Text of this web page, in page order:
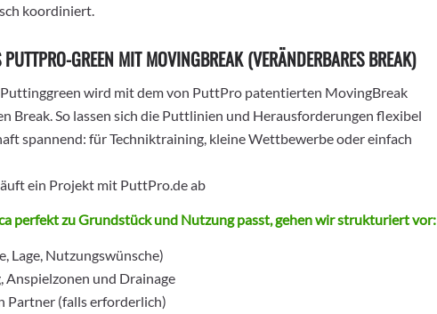
koordiniert.
PUTTPRO-GREEN MIT MOVINGBREAK (VERÄNDERBARES BREAK)
wird mit dem von PuttPro patentierten MovingBreak
Break. So lassen sich die Puttlinien und Herausforderungen flexibel
spannend: für Techniktraining, kleine Wettbewerbe oder einfach
ein Projekt mit PuttPro.de ab
perfekt zu Grundstück und Nutzung passt, gehen wir strukturiert vor:
Lage, Nutzungswünsche)
Anspielzonen und Drainage
Partner (falls erforderlich)